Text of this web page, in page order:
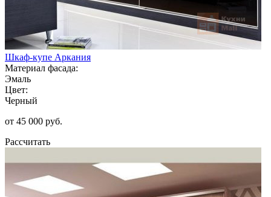
Шкаф-купе Аркания
Материал фасада:
Эмаль
Цвет:
Черный
от 45 000 руб.
Рассчитать